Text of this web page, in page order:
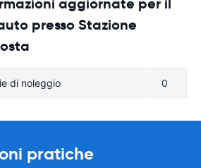
presso Stazione
di noleggio 0
pratiche